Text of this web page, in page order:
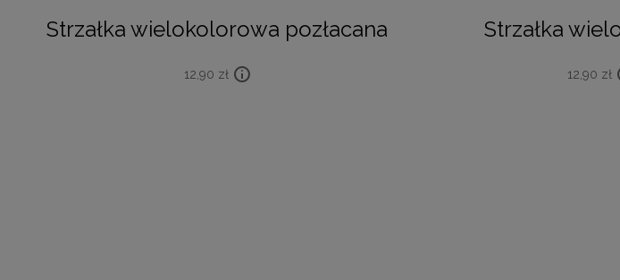
Strzałka wielokolorowa pozłacana
12,90 zł
Strzałka
12,90 zł